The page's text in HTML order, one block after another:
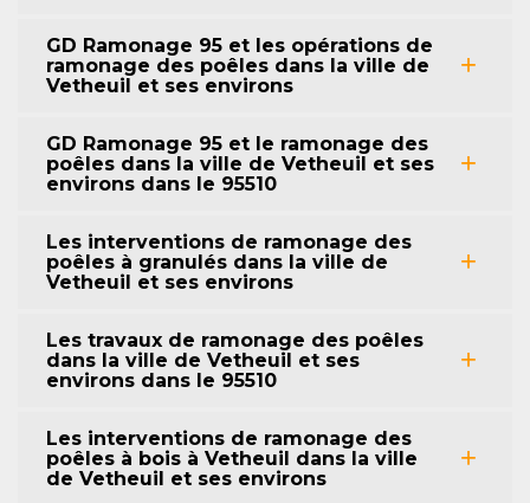
GD Ramonage 95 et les opérations de
ramonage des poêles dans la ville de
Vetheuil et ses environs
GD Ramonage 95 et le ramonage des
poêles dans la ville de Vetheuil et ses
environs dans le 95510
Les interventions de ramonage des
poêles à granulés dans la ville de
Vetheuil et ses environs
Les travaux de ramonage des poêles
dans la ville de Vetheuil et ses
environs dans le 95510
Les interventions de ramonage des
poêles à bois à Vetheuil dans la ville
de Vetheuil et ses environs